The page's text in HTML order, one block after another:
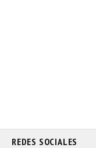
REDES SOCIALES